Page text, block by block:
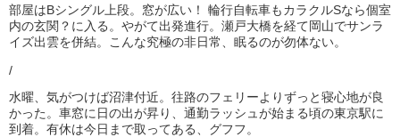
部屋はBシングル上段。窓が広い！ 輪行自転車もカラクルSなら個室
内の玄関？に入る。やがて出発進行。瀬戸大橋を経て岡山でサンラ
イズ出雲を併結。こんな究極の非日常、眠るのが勿体ない。
/
水曜、気がつけば沼津付近。往路のフェリーよりずっと寝心地が良
かった。車窓に日の出が昇り、通勤ラッシュが始まる頃の東京駅に
到着。有休は今日まで取ってある、グフフ。